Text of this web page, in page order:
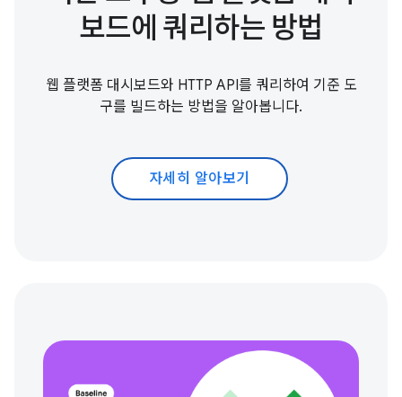
보드에 쿼리하는 방법
웹 플랫폼 대시보드와 HTTP API를 쿼리하여 기준 도
구를 빌드하는 방법을 알아봅니다.
자세히 알아보기